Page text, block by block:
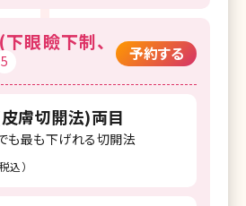
ック 錦糸町院
ック 調布院
ック 町田院
眼瞼下制、
5 予約する
膚切開法)両目
も最も下げれる切開法
込）